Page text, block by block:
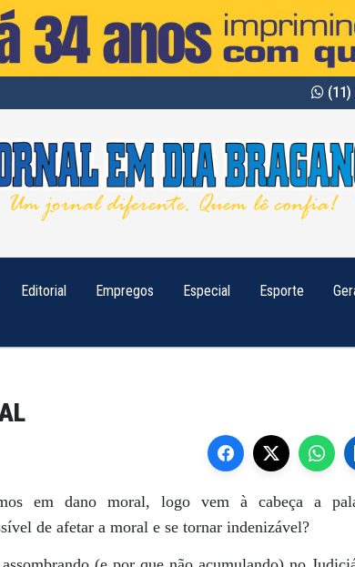
Editorial Empregos Especial Esporte
em dano moral, logo vem à cabeça a
de afetar a moral e se tornar indenizável?